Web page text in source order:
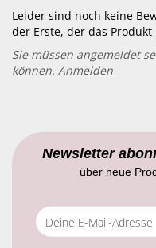
Leider sind noch keine
der Erste, der das
Sie müssen angemeldet
können. Anmelden
Newsletter
über neue